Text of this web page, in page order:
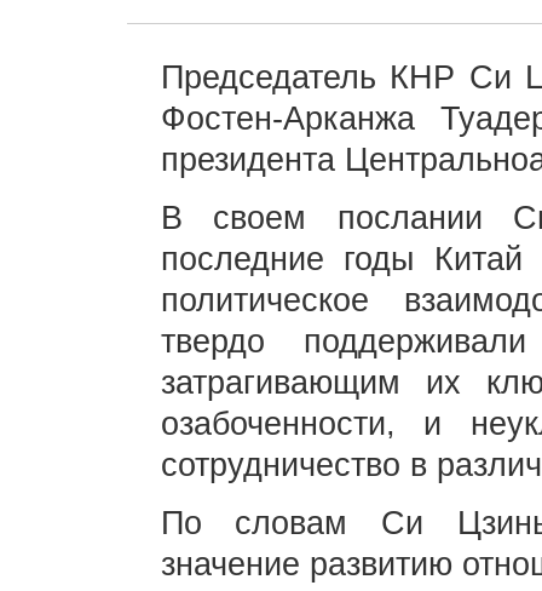
Председатель КНР Си
Фостен-Арканжа
президента
В своем послании
последние годы
политическое
твердо
затрагивающим их
озабоченности, и
сотрудничество в
По словам Си
значение развитию